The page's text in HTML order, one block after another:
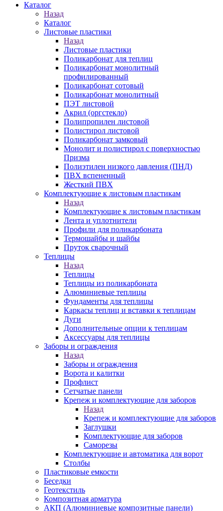
Каталог
Назад
Каталог
Листовые пластики
Назад
Листовые пластики
Поликарбонат для теплиц
Поликарбонат монолитный
профилированный
Поликарбонат сотовый
Поликарбонат монолитный
ПЭТ листовой
Акрил (оргстекло)
Полипропилен листовой
Полистирол листовой
Поликарбонат замковый
Монолит и полистирол с поверхностью
Призма
Полиэтилен низкого давления (ПНД)
ПВХ вспененный
Жесткий ПВХ
Комплектующие к листовым пластикам
Назад
Комплектующие к листовым пластикам
Лента и уплотнители
Профили для поликарбоната
Термошайбы и шайбы
Пруток сварочный
Теплицы
Назад
Теплицы
Теплицы из поликарбоната
Алюминиевые теплицы
Фундаменты для теплицы
Каркасы теплиц и вставки к теплицам
Дуги
Дополнительные опции к теплицам
Аксессуары для теплицы
Заборы и ограждения
Назад
Заборы и ограждения
Ворота и калитки
Профлист
Сетчатые панели
Крепеж и комплектующие для заборов
Назад
Крепеж и комплектующие для заборов
Заглушки
Комплектующие для заборов
Саморезы
Комплектующие и автоматика для ворот
Столбы
Пластиковые емкости
Беседки
Геотекстиль
Композитная арматура
АКП (Алюминиевые композитные панели)